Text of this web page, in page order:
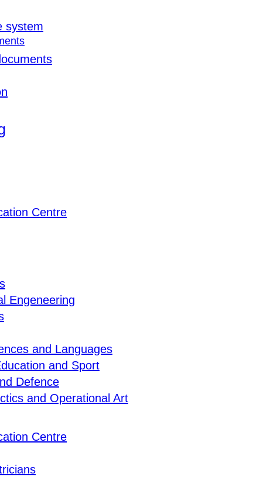
system
Centre
Engeneering
and Languages
and Sport
Defence
and Operational Art
Centre